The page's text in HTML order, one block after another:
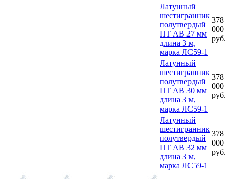
Латунный
шестигранник
полутвердый
ПТ АВ 27 мм
длина 3 м,
марка ЛС59-1
378
000
руб.
Латунный
шестигранник
полутвердый
ПТ АВ 30 мм
длина 3 м,
марка ЛС59-1
378
000
руб.
Латунный
шестигранник
полутвердый
ПТ АВ 32 мм
длина 3 м,
марка ЛС59-1
378
000
руб.